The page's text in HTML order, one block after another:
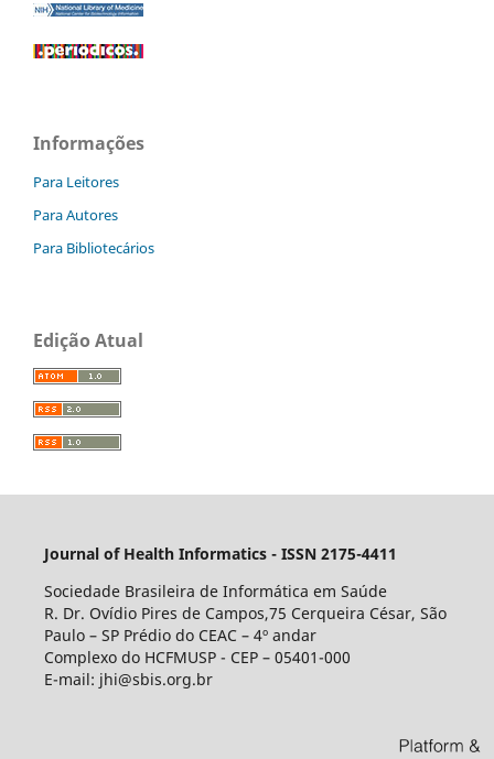
Informações
Para Leitores
Para Autores
Para Bibliotecários
Edição Atual
Journal of Health Informatics - ISSN 2175-4411
Sociedade Brasileira de Informática em Saúde
R. Dr. Ovídio Pires de Campos,75 Cerqueira César, São
Paulo – SP Prédio do CEAC – 4º andar
Complexo do HCFMUSP - CEP – 05401-000
E-mail: jhi@sbis.org.br